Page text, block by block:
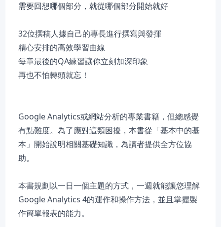
需要回想哪個部分，就從哪個部分開始就好
32位撰稿人據自己的專長進行撰寫與發揮
精心安排的高效學習曲線
每章最後的QA練習讓你立刻加深印象
再也不怕轉頭就忘！
Google Analytics或網站分析的專業書籍，但總感覺
有點難度。為了應對這類困擾，本書從「基本中的基
本」開始說明相關基礎知識，為讀者提供全方位協
助。
本書規劃以一日一個主題的方式，一週就能讓您理解
Google Analytics 4的運作和操作方法，並且掌握製
作簡單報表的能力。